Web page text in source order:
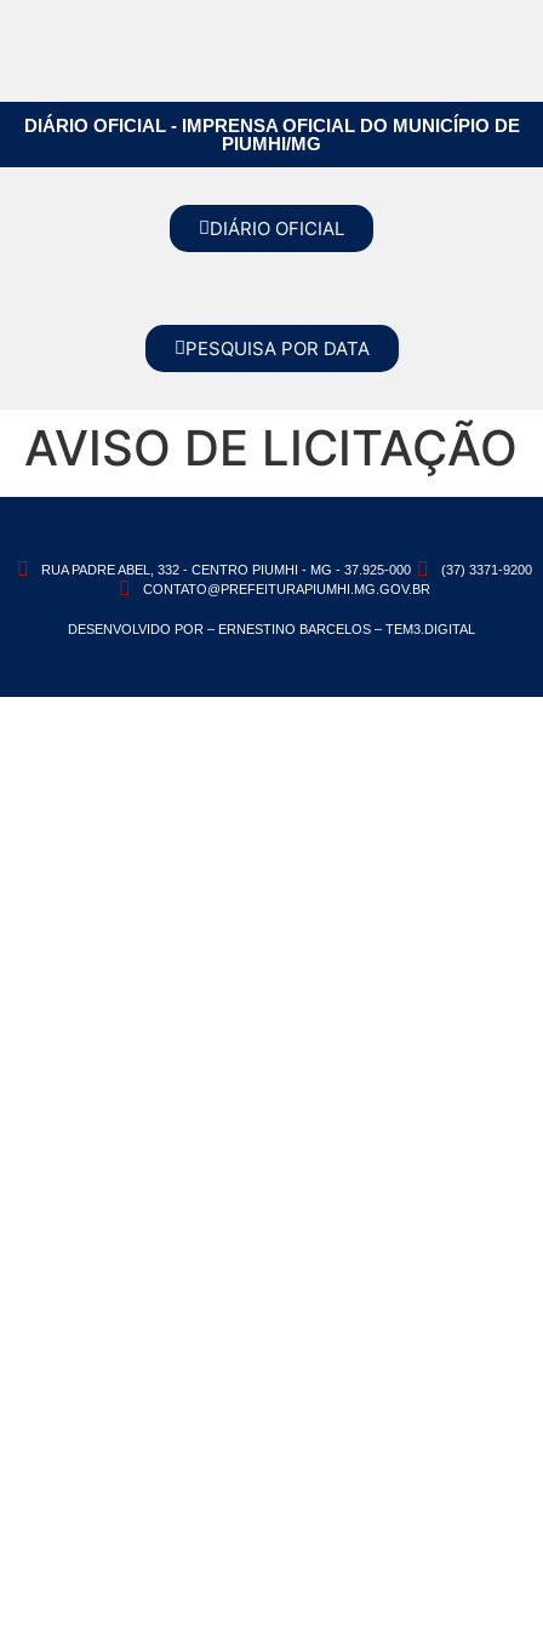
DIÁRIO OFICIAL - IMPRENSA OFICIAL DO MUNICÍPIO DE
PIUMHI/MG
DIÁRIO OFICIAL
PESQUISA POR DATA
AVISO DE LICITAÇÃO
RUA PADRE ABEL, 332 - CENTRO PIUMHI - MG - 37.925-000
(37) 3371-9200
CONTATO@PREFEITURAPIUMHI.MG.GOV.BR
DESENVOLVIDO POR – ERNESTINO BARCELOS – TEM3.DIGITAL